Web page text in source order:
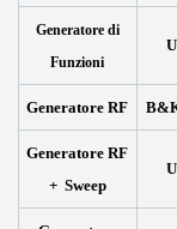
Generatore di
Funzioni
Generatore RF
Generatore RF
+ Sweep